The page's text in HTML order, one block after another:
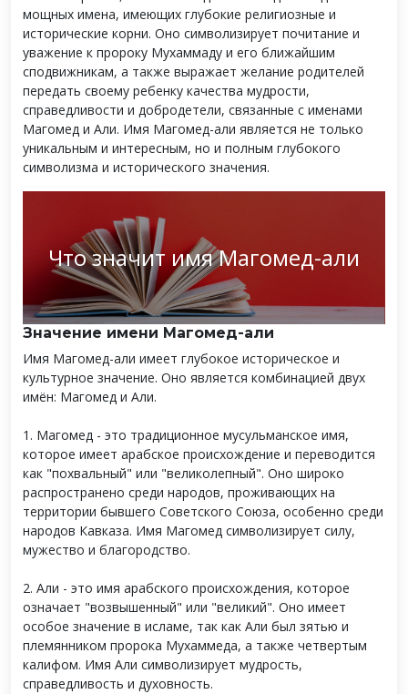
мощных имена, имеющих глубокие религиозные и
исторические корни. Оно символизирует почитание и
уважение к пророку Мухаммаду и его ближайшим
сподвижникам, а также выражает желание родителей
передать своему ребенку качества мудрости,
справедливости и добродетели, связанные с именами
Магомед и Али. Имя Магомед-али является не только
уникальным и интересным, но и полным глубокого
символизма и исторического значения.
Что значит имя Магомед-али
Значение имени Магомед-али
Имя Магомед-али имеет глубокое историческое и
культурное значение. Оно является комбинацией двух
имён: Магомед и Али.
1. Магомед - это традиционное мусульманское имя,
которое имеет арабское происхождение и переводится
как "похвальный" или "великолепный". Оно широко
распространено среди народов, проживающих на
территории бывшего Советского Союза, особенно среди
народов Кавказа. Имя Магомед символизирует силу,
мужество и благородство.
2. Али - это имя арабского происхождения, которое
означает "возвышенный" или "великий". Оно имеет
особое значение в исламе, так как Али был зятью и
племянником пророка Мухаммеда, а также четвертым
калифом. Имя Али символизирует мудрость,
справедливость и духовность.